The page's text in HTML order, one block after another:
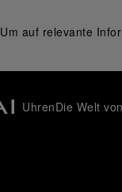
Um auf relevante
UhrenDie Welt